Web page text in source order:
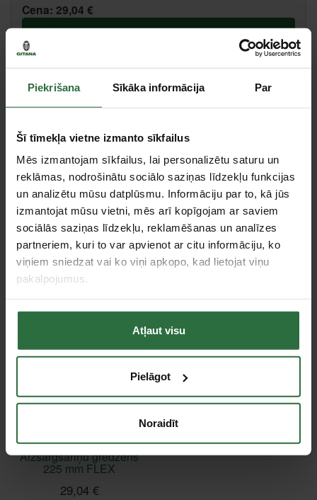
Piekrišana Sīkāka informācija Par
Šī tīmekļa vietne izmanto sīkfailus
Mēs izmantojam sīkfailus, lai personalizētu saturu un
reklāmas, nodrošinātu sociālo saziņas līdzekļu funkcijas
un analizētu mūsu datplūsmu. Informāciju par to, kā jūs
izmantojat mūsu vietni, mēs arī kopīgojam ar saviem
sociālās saziņas līdzekļu, reklamēšanas un analīzes
partneriem, kuri to var apvienot ar citu informāciju, ko
viņiem sniedzat vai ko viņi apkopo, kad lietojat viņu
pakalpojumus.
Atļaut visu
Pielāgot
Noraidīt
Cena: 29,04 €
Ielikt grozā
Centrālā noliktava, (uzzināt vairāk šeit, )
Tie, kas apskatīja šo preci, tāpat interesējās par...
Failed to load product list.
Apskatītie produkti
Aizsargsariņu gredzens
225 mm FLEX
29,04 €